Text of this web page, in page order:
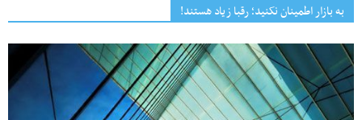
به بازار اطمینان نکنید؛ رقبا زیاد هستند!